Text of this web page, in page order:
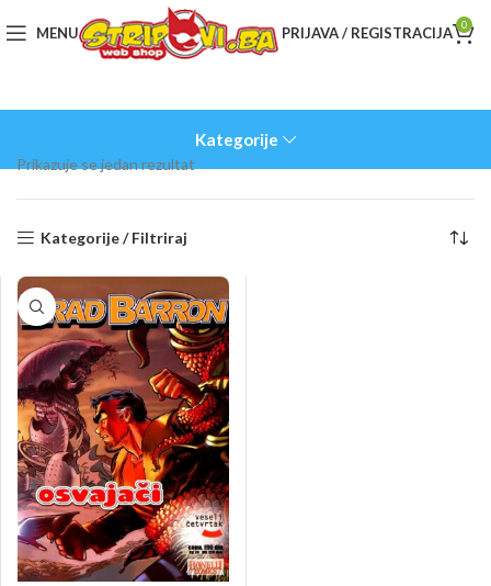
MENU PRIJAVA / REGISTRACIJA 0
Kategorije
Prikazuje se jedan rezultat
Kategorije / Filtriraj